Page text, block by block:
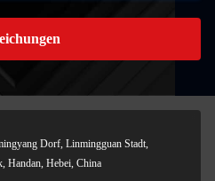
Dorf, Linmingguan Stadt,
Handan, Hebei, China